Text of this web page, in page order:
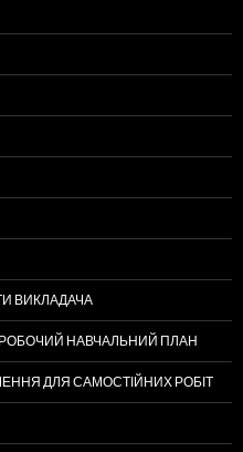
ВИКЛАДАЧА
РОБОЧИЙ НАВЧАЛЬНИЙ ПЛАН
ДЛЯ САМОСТІЙНИХ РОБІТ